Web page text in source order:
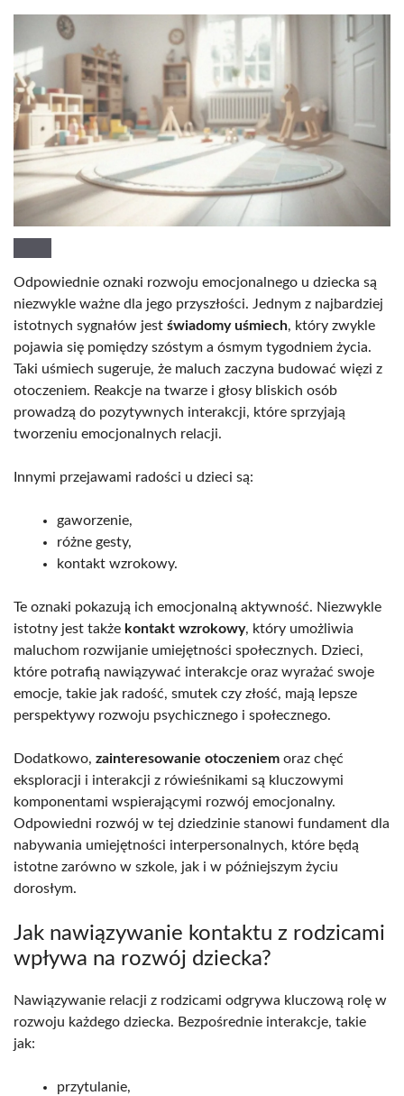
Odpowiednie oznaki rozwoju emocjonalnego u dziecka są
niezwykle ważne dla jego przyszłości. Jednym z najbardziej
istotnych sygnałów jest świadomy uśmiech, który zwykle
pojawia się pomiędzy szóstym a ósmym tygodniem życia.
Taki uśmiech sugeruje, że maluch zaczyna budować więzi z
otoczeniem. Reakcje na twarze i głosy bliskich osób
prowadzą do pozytywnych interakcji, które sprzyjają
tworzeniu emocjonalnych relacji.
Innymi przejawami radości u dzieci są:
gaworzenie,
różne gesty,
kontakt wzrokowy.
Te oznaki pokazują ich emocjonalną aktywność. Niezwykle
istotny jest także kontakt wzrokowy, który umożliwia
maluchom rozwijanie umiejętności społecznych. Dzieci,
które potrafią nawiązywać interakcje oraz wyrażać swoje
emocje, takie jak radość, smutek czy złość, mają lepsze
perspektywy rozwoju psychicznego i społecznego.
Dodatkowo, zainteresowanie otoczeniem oraz chęć
eksploracji i interakcji z rówieśnikami są kluczowymi
komponentami wspierającymi rozwój emocjonalny.
Odpowiedni rozwój w tej dziedzinie stanowi fundament dla
nabywania umiejętności interpersonalnych, które będą
istotne zarówno w szkole, jak i w późniejszym życiu
dorosłym.
Jak nawiązywanie kontaktu z rodzicami
wpływa na rozwój dziecka?
Nawiązywanie relacji z rodzicami odgrywa kluczową rolę w
rozwoju każdego dziecka. Bezpośrednie interakcje, takie
jak:
przytulanie,